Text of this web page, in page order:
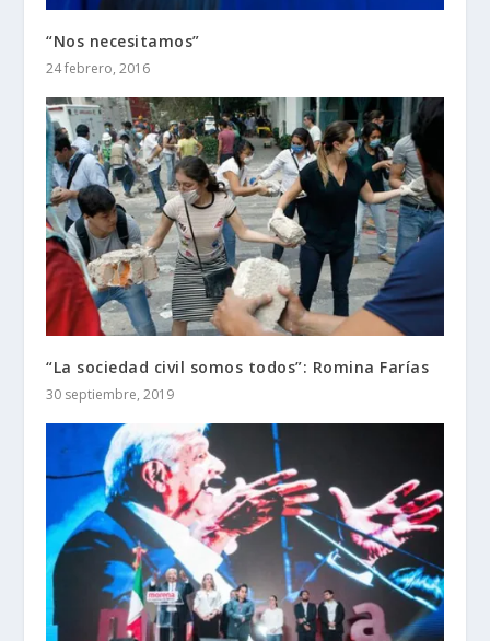
“Nos necesitamos”
24 febrero, 2016
“La sociedad civil somos todos”: Romina Farías
30 septiembre, 2019